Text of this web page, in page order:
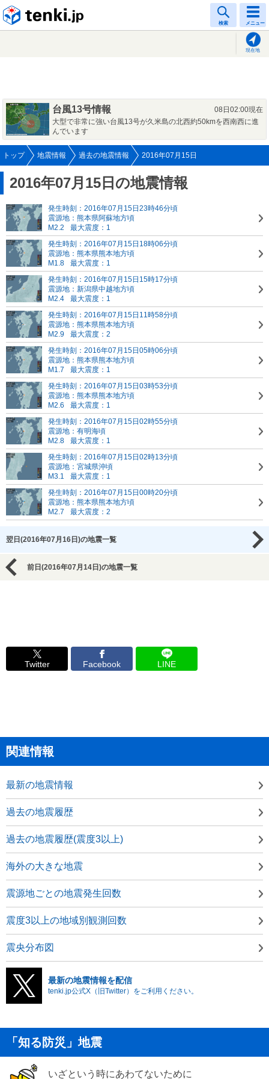
検索 メニュー
現在地
台風13号情報
08日02:00現在
大型で非常に強い台風13号が久米島の北西約50kmを西南西に進
んでいます
トップ 地震情報 過去の地震情報 2016年07月15日
2016年07月15日の地震情報
発生時刻：2016年07月15日23時46分頃
震源地：熊本県阿蘇地方頃
M2.2
最大震度：1
発生時刻：2016年07月15日18時06分頃
震源地：熊本県熊本地方頃
M1.8
最大震度：1
発生時刻：2016年07月15日15時17分頃
震源地：新潟県中越地方頃
M2.4
最大震度：1
発生時刻：2016年07月15日11時58分頃
震源地：熊本県熊本地方頃
M2.9
最大震度：2
発生時刻：2016年07月15日05時06分頃
震源地：熊本県熊本地方頃
M1.7
最大震度：1
発生時刻：2016年07月15日03時53分頃
震源地：熊本県熊本地方頃
M2.6
最大震度：1
発生時刻：2016年07月15日02時55分頃
震源地：有明海頃
M2.8
最大震度：1
発生時刻：2016年07月15日02時13分頃
震源地：宮城県沖頃
M3.1
最大震度：1
発生時刻：2016年07月15日00時20分頃
震源地：熊本県熊本地方頃
M2.7
最大震度：2
翌日(2016年07月16日)の地震一覧
前日(2016年07月14日)の地震一覧
Twitter Facebook LINE
関連情報
最新の地震情報
過去の地震履歴
過去の地震履歴(震度3以上)
海外の大きな地震
震源地ごとの地震発生回数
震度3以上の地域別観測回数
震央分布図
最新の地震情報を配信
tenki.jp公式X（旧Twitter）をご利用ください。
「知る防災」地震
いざという時にあわてないために